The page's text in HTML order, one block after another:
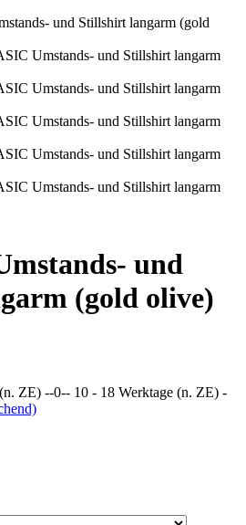
und
(gold olive)
10 - 18 Werktage (n. ZE) -